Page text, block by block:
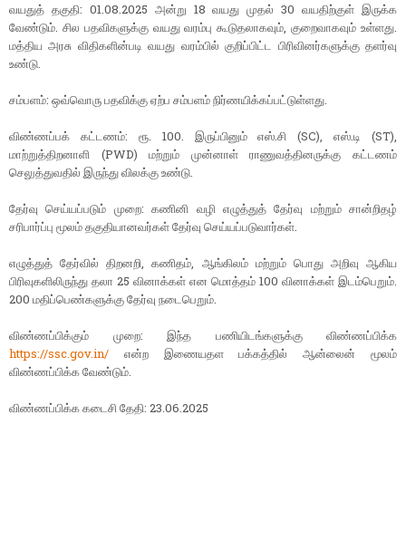
வயதுத் தகுதி: 01.08.2025 அன்று 18 வயது முதல் 30 வயதிற்குள் இருக்க
வேண்டும். சில பதவிகளுக்கு வயது வரம்பு கூடுதலாகவும், குறைவாகவும் உள்ளது.
மத்திய அரசு விதிகளின்படி வயது வரம்பில் குறிப்பிட்ட பிரிவினர்களுக்கு தளர்வு
உண்டு.
சம்பளம்: ஒவ்வொரு பதவிக்கு ஏற்ப சம்பளம் நிர்ணயிக்கப்பட்டுள்ளது.
விண்ணப்பக் கட்டணம்: ரூ. 100. இருப்பினும் எஸ்.சி (SC), எஸ்.டி (ST),
மாற்றுத்திறனாளி (PWD) மற்றும் முன்னாள் ராணுவத்தினருக்கு கட்டணம்
செலுத்துவதில் இருந்து விலக்கு உண்டு.
தேர்வு செய்யப்படும் முறை: கணினி வழி எழுத்துத் தேர்வு மற்றும் சான்றிதழ்
சரிபார்ப்பு மூலம் தகுதியானவர்கள் தேர்வு செய்யப்படுவார்கள்.
எழுத்துத் தேர்வில் திறனறி, கணிதம், ஆங்கிலம் மற்றும் பொது அறிவு ஆகிய
பிரிவுகளிலிருந்து தலா 25 வினாக்கள் என மொத்தம் 100 வினாக்கள் இடம்பெறும்.
200 மதிப்பெண்களுக்கு தேர்வு நடைபெறும்.
விண்ணப்பிக்கும் முறை: இந்த பணியிடங்களுக்கு விண்ணப்பிக்க
https://ssc.gov.in/ என்ற இணையதள பக்கத்தில் ஆன்லைன் மூலம்
விண்ணப்பிக்க வேண்டும்.
விண்ணப்பிக்க கடைசி தேதி: 23.06.2025